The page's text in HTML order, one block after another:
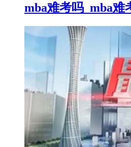
mba难考吗_mba难